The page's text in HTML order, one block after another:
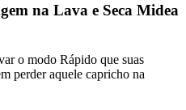
na Lava e Seca Midea
o modo Rápido que suas
perder aquele capricho na